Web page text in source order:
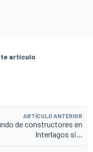
artículo
ARTÍCULO ANTERIOR
de constructores en
Interlagos si...